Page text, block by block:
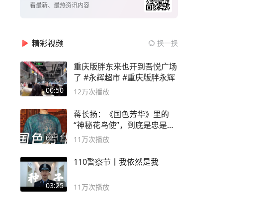
看最新、最热资讯内容
精彩视频 换一换
00:50
重庆版胖东来也开到吾悦广场
了 #永辉超市 #重庆版胖永辉
12万次播放
02:11
蒋长扬：《国色芳华》里的
“神秘花鸟使”，到底是忠是
奸？
11万次播放
03:25
110警察节丨我依然是我
11万次播放